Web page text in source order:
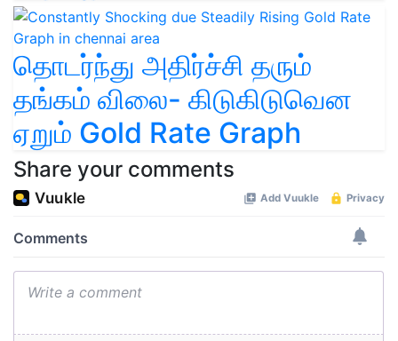
தொடர்ந்து அதிர்ச்சி தரும்
தங்கம் விலை- கிடுகிடுவென
ஏறும் Gold Rate Graph
Share your comments